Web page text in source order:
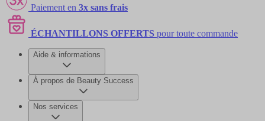
Paiement en 3x sans frais
ÉCHANTILLONS OFFERTS pour toute commande
Aide & informations
À propos de Beauty Success
Nos services